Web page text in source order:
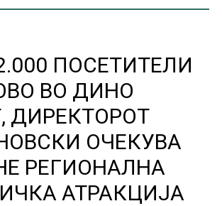
ПОСЕТИТЕЛИ
ВО ДИНО
ДИРЕКТОРОТ
ОЧЕКУВА
РЕГИОНАЛНА
АТРАКЦИЈА